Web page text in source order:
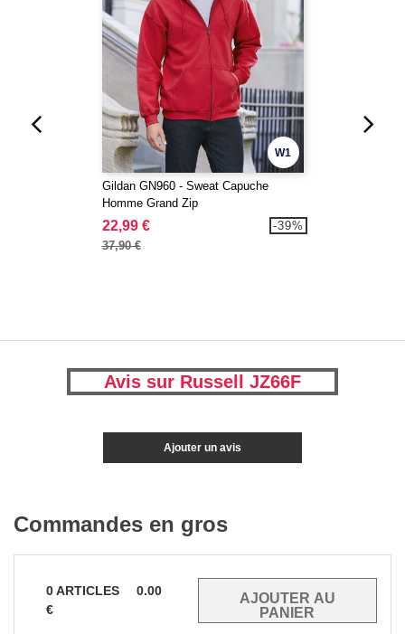
W1
Gildan GN960 - Sweat Capuche
Homme Grand Zip
22,99 €
37,90 €
-39%
Avis sur Russell JZ66F
Ajouter un avis
Commandes en gros
0ARTICLES
0.00
€